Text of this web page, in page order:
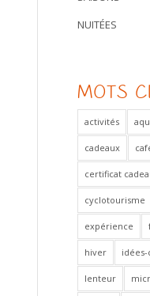
NUITÉES
MOTS
activités
cadeaux
certificat
cyclotourisme
expérience
hiver
lenteur